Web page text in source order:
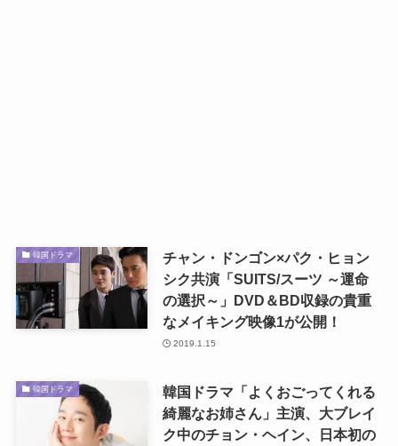
韓国ドラマ
チャン・ドンゴン×パク・ヒョン
シク共演「SUITS/スーツ ～運命
の選択～」DVD＆BD収録の貴重
なメイキング映像1が公開！
2019.1.15
韓国ドラマ
韓国ドラマ「よくおごってくれる
綺麗なお姉さん」主演、大ブレイ
ク中のチョン・ヘイン、日本初の